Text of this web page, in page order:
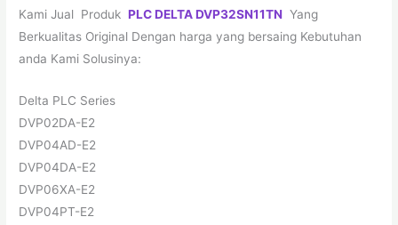
Kami Jual ProdukPLC DELTA DVP32SN11TN Yang
Berkualitas Original Dengan harga yang bersaing Kebutuhan
anda Kami Solusinya:
Delta PLC Series
DVP02DA-E2
DVP04AD-E2
DVP04DA-E2
DVP06XA-E2
DVP04PT-E2